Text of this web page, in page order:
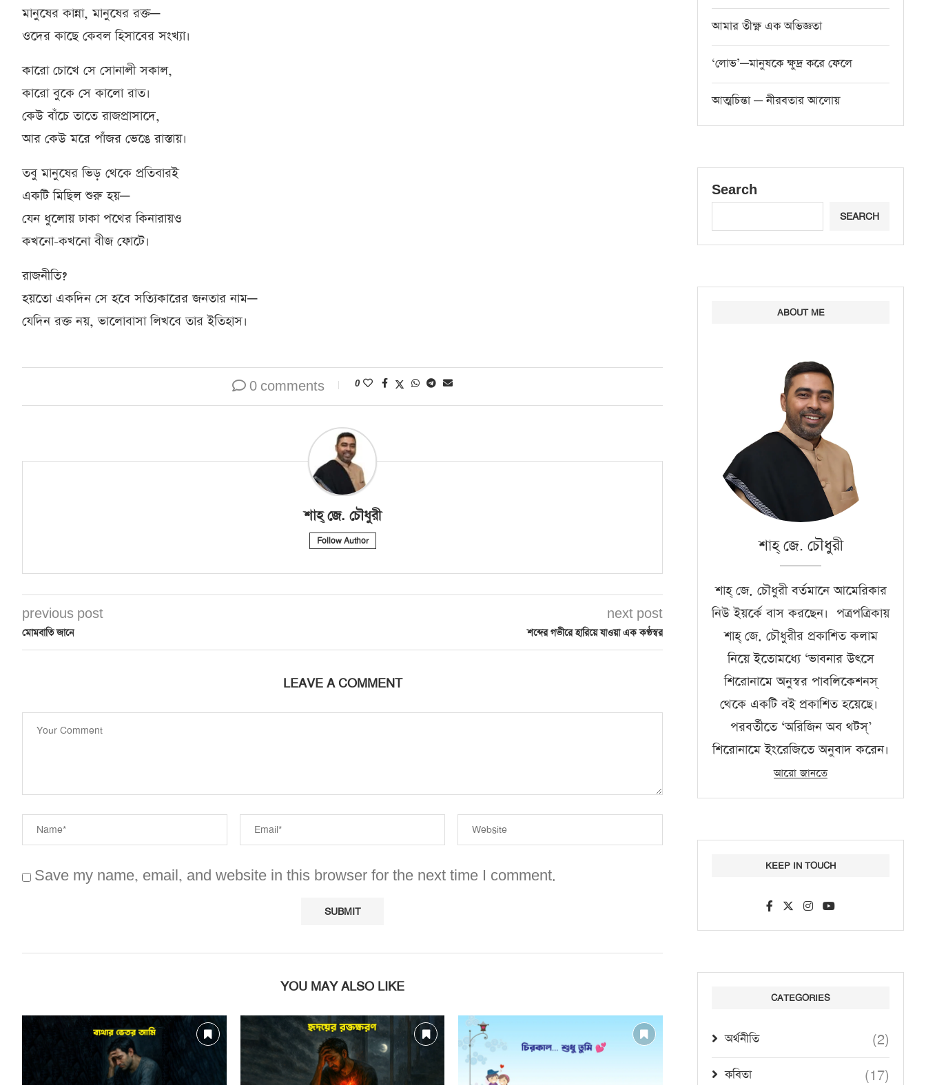
মানুষের কান্না, মানুষের রক্ত—
ওদের কাছে কেবল হিসাবের সংখ্যা।
কারো চোখে সে সোনালী সকাল,
কারো বুকে সে কালো রাত।
কেউ বাঁচে তাতে রাজপ্রাসাদে,
আর কেউ মরে পাঁজর ভেঙে রাস্তায়।
তবু মানুষের ভিড় থেকে প্রতিবারই
একটি মিছিল শুরু হয়—
যেন ধুলোয় ঢাকা পথের কিনারায়ও
কখনো-কখনো বীজ ফোটে।
রাজনীতি?
হয়তো একদিন সে হবে সত্যিকারের জনতার নাম—
যেদিন রক্ত নয়, ভালোবাসা লিখবে তার ইতিহাস।
0 comments 0
শাহ্‌ জে. চৌধুরী
Follow Author
previous post
মোমবাতি জানে
next post
শব্দের গভীরে হারিয়ে যাওয়া এক কণ্ঠস্বর
LEAVE A COMMENT
Save my name, email, and website in this browser for the next time I comment.
YOU MAY ALSO LIKE
আমার তীক্ষ্ণ এক অভিজ্ঞতা
‘লোভ’—মানুষকে ক্ষুদ্র করে ফেলে
আত্মচিন্তা — নীরবতার আলোয়
Search
SEARCH
ABOUT ME
শাহ্‌ জে. চৌধুরী
শাহ্‌ জে. চৌধুরী বর্তমানে আমেরিকার
নিউ ইয়র্কে বাস করছেন। পত্রপত্রিকায়
শাহ্‌ জে. চৌধুরীর প্রকাশিত কলাম
নিয়ে ইতোমধ্যে ‘ভাবনার উৎসে
শিরোনামে অনুস্বর পাবলিকেশনস্‌
থেকে একটি বই প্রকাশিত হয়েছে।
পরবর্তীতে ‘অরিজিন অব থটস্‌’
শিরোনামে ইংরেজিতে অনুবাদ করেন।
আরো জানতে
KEEP IN TOUCH
CATEGORIES
অর্থনীতি (2)
কবিতা (17)